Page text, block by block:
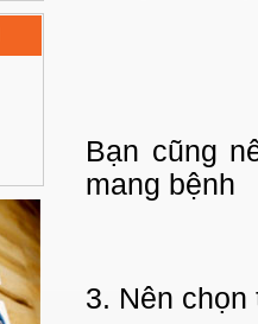
Bạn cũng
mang bệnh
3. Nên